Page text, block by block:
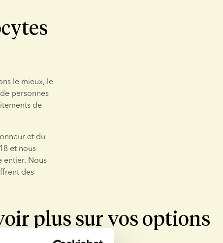
le mieux, le
personnes
de
et du
et nous
entier. Nous
des
plus sur vos options